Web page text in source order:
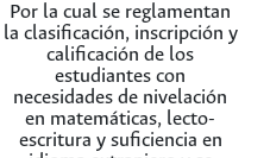
Por la cual se reglamentan
la clasificación, inscripción y
calificación de los
estudiantes con
necesidades de nivelación
en matemáticas, lecto-
escritura y suficiencia en